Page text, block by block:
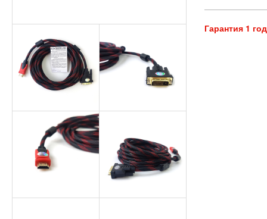
Гарантия 1 год